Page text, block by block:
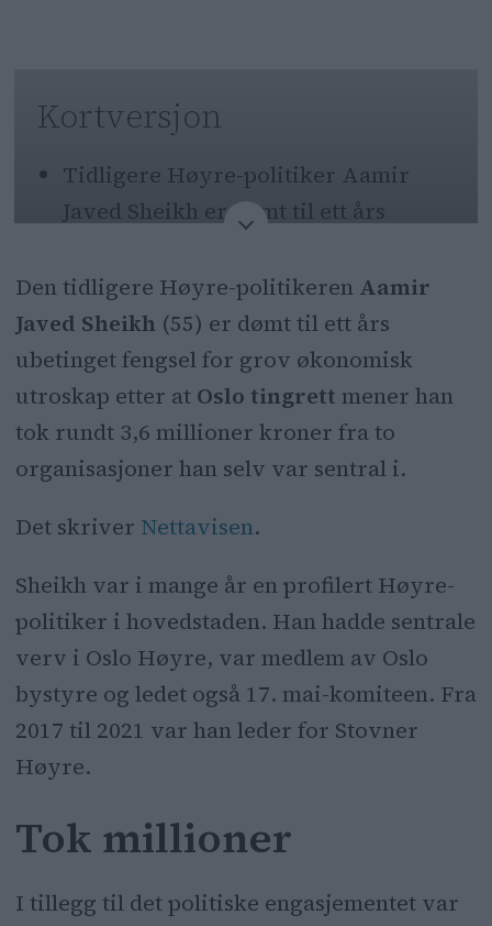
Kortversjon
Tidligere Høyre-politiker Aamir
Javed Sheikh er dømt til ett års
utroskap.
Oslo tingrett mener han tok 3,6
millioner kroner fra to
organisasjoner.
Forsvareren hans kritiserer dommen
og varsler anke.
Retten ser alvorlig på saken, som ble
avdekket av Skatteetaten.
Den tidligere Høyre-politikeren Aamir
Javed Sheikh (55) er dømt til ett års
ubetinget fengsel for grov økonomisk
utroskap etter at Oslo tingrett mener han
tok rundt 3,6 millioner kroner fra to
organisasjoner han selv var sentral i.
Det skriver Nettavisen.
Sheikh var i mange år en profilert Høyre-
politiker i hovedstaden. Han hadde sentrale
verv i Oslo Høyre, var medlem av Oslo
bystyre og ledet også 17. mai-komiteen. Fra
2017 til 2021 var han leder for Stovner
Høyre.
Tok millioner
I tillegg til det politiske engasjementet var